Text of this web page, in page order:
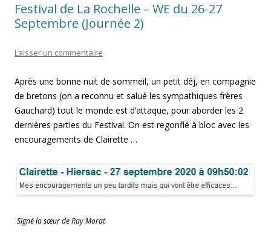
Festival de La Rochelle – WE du 26-27
Septembre (Journée 2)
Laisser un commentaire
Après une bonne nuit de sommeil, un petit déj, en compagnie
de bretons (on a reconnu et salué les sympathiques frères
Gauchard) tout le monde est d’attaque, pour aborder les 2
dernières parties du Festival. On est regonflé à bloc avec les
encouragements de Clairette …
Signé la sœur de Ray Morat